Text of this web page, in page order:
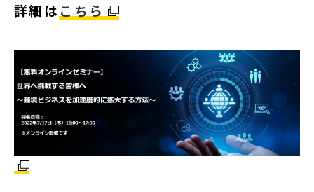
詳細は こちら